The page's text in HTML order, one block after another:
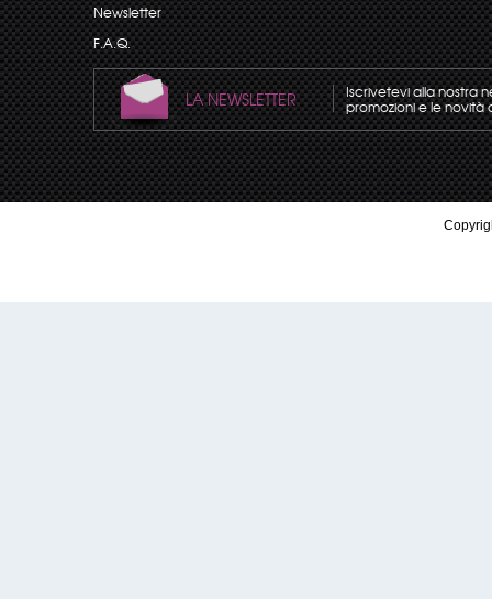
Newsletter
F.A.Q.
LA NEWSLETTER Iscrivetevi alla nostra
promozioni e le novità